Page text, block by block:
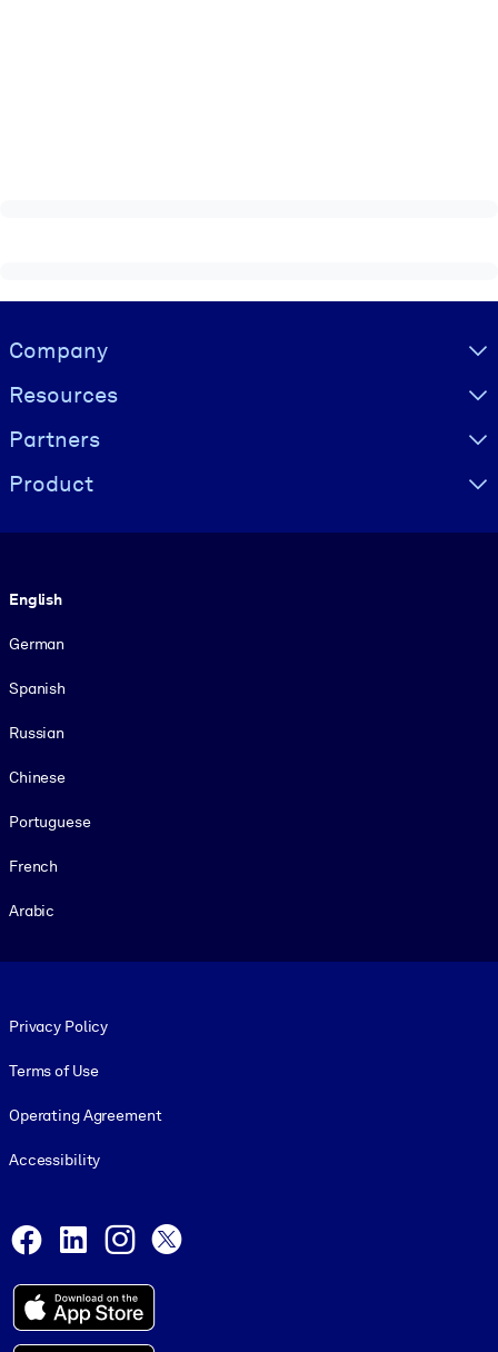
Visually hidden Text
Company
Resources
Partners
Product
English
German
Spanish
Russian
Chinese
Portuguese
French
Arabic
Privacy Policy
Terms of Use
Operating Agreement
Accessibility
Facebook
LinkedInInstagram